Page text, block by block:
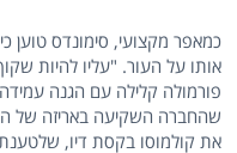
כמאפר מקצועי, סימונדס טוען
אותו על העור. "עליו להיות
פורמולה קלילה עם הגנה
שהחברה השקיעה באריזה של
את קולמוסו בקסת דיו,